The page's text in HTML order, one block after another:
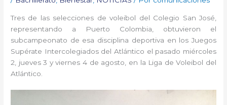
Tres de las selecciones de voleibol del Colegio San José,
representando a Puerto Colombia, obtuvieron el
subcampeonato de esa disciplina deportiva en los Juegos
Supérate Intercolegiados del Atlántico el pasado miércoles
2, jueves 3 y viernes 4 de agosto, en la Liga de Voleibol del
Atlántico.